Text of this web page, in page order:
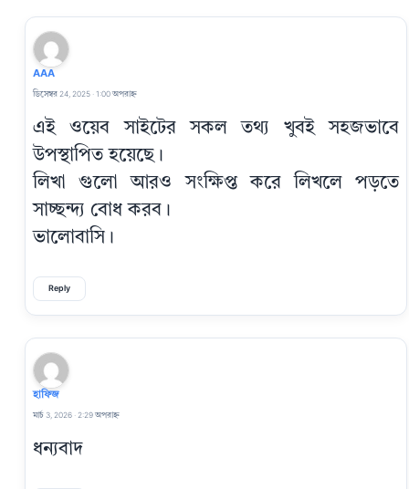
AAA
ডিসেম্বর 24, 2025 · 1:00 অপরাহ্ন
এই ওয়েব সাইটের সকল তথ্য খুবই সহজভাবে
উপস্থাপিত হয়েছে।
লিখা গুলো আরও সংক্ষিপ্ত করে লিখলে পড়তে
সাচ্ছন্দ্য বোধ করব।
ভালোবাসি।
Reply
হাফিজ
মার্চ 3, 2026 · 2:29 অপরাহ্ন
ধন্যবাদ